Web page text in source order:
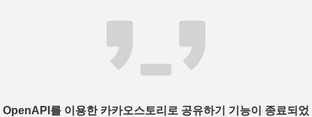
OpenAPI를 이용한 카카오스토리로 공유하기 기능이 종료되었